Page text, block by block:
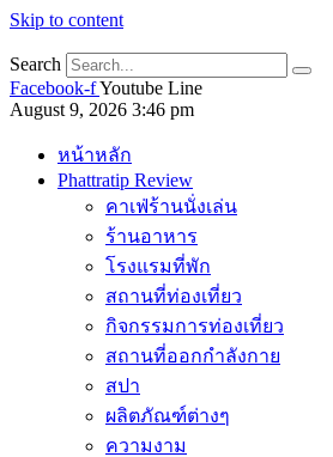
Skip to content
Search
Facebook-fYoutube Line
August 9, 2026 3:46 pm
หน้าหลัก
Phattratip Review
คาเฟ่ร้านนั่งเล่น
ร้านอาหาร
โรงแรมที่พัก
สถานที่ท่องเที่ยว
กิจกรรมการท่องเที่ยว
สถานที่ออกกำลังกาย
สปา
ผลิตภัณฑ์ต่างๆ
ความงาม